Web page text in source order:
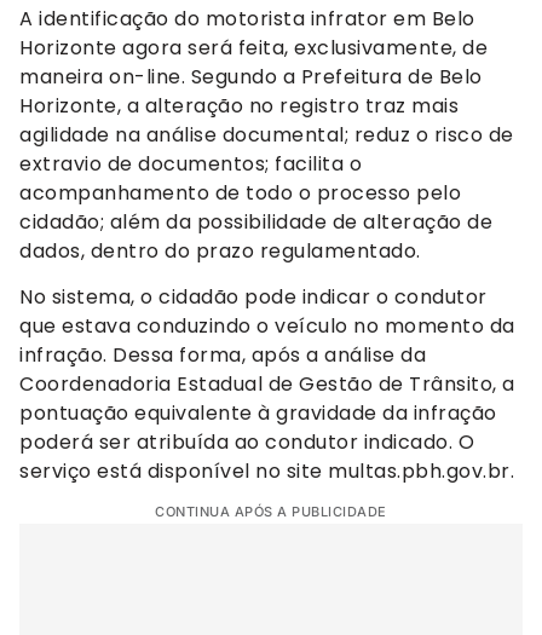
A identificação do motorista infrator em Belo
Horizonte agora será feita, exclusivamente, de
maneira on-line. Segundo a Prefeitura de Belo
Horizonte, a alteração no registro traz mais
agilidade na análise documental; reduz o risco de
extravio de documentos; facilita o
acompanhamento de todo o processo pelo
cidadão; além da possibilidade de alteração de
dados, dentro do prazo regulamentado.
No sistema, o cidadão pode indicar o condutor
que estava conduzindo o veículo no momento da
infração. Dessa forma, após a análise da
Coordenadoria Estadual de Gestão de Trânsito, a
pontuação equivalente à gravidade da infração
poderá ser atribuída ao condutor indicado. O
serviço está disponível no site multas.pbh.gov.br.
CONTINUA APÓS A PUBLICIDADE